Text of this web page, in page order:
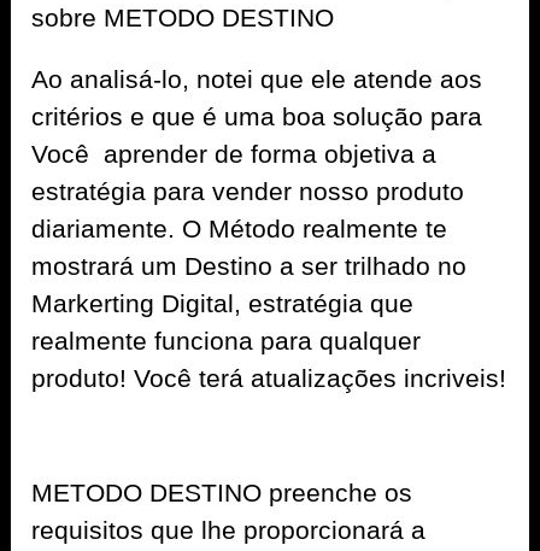
sobre METODO DESTINO
Ao analisá-lo, notei que ele atende aos
critérios e que é uma boa solução para
Você aprender de forma objetiva a
estratégia para vender nosso produto
diariamente. O Método realmente te
mostrará um Destino a ser trilhado no
Markerting Digital, estratégia que
realmente funciona para qualquer
produto! Você terá atualizações incriveis!
METODO DESTINO preenche os
requisitos que lhe proporcionará a